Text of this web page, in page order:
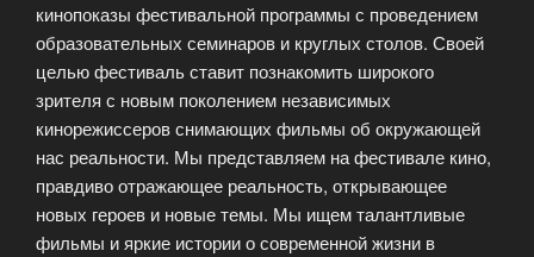
кинопоказы фестивальной программы с проведением
образовательных семинаров и круглых столов. Своей
целью фестиваль ставит познакомить широкого
зрителя с новым поколением независимых
кинорежиссеров снимающих фильмы об окружающей
нас реальности. Мы представляем на фестивале кино,
правдиво отражающее реальность, открывающее
новых героев и новые темы. Мы ищем талантливые
фильмы и яркие истории о современной жизни в